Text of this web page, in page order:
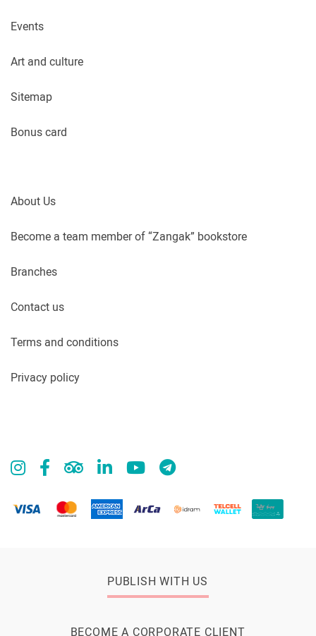
Events
Art and culture
Sitemap
Bonus card
About Us
Become a team member of “Zangak” bookstore
Branches
Contact us
Terms and conditions
Privacy policy
PUBLISH WITH US
BECOME A CORPORATE CLIENT